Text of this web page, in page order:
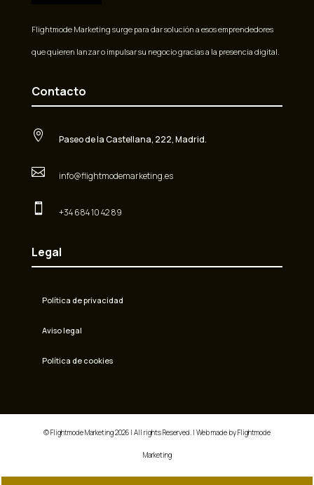
Flightmode Marketing surge para dar solución a esos emprendedores
que quieren lanzar o impulsar su negocio gracias a la presencia digital.
Contacto
 Paseo de la Castellana, 222, Madrid.
 info@flightmodemarketing.es
 +34 684 10 42 89
Legal
Política de privacidad
Aviso legal
Política de cookies
© Flightmode Marketing 2026 | All rights Reserved. | Web made by Flightmode
Marketing